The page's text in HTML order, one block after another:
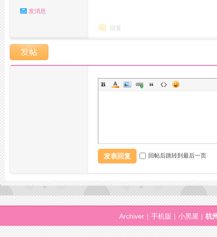
坛,
发消息
回复
发表回复 回帖后跳转到最后一页
Archiver | 手机版 | 小黑屋 | 杭